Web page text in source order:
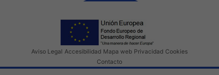
Aviso Legal Accesibilidad Mapa web Privacidad Cookies
Contacto